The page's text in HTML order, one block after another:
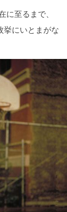
に至るまで、
挙にいとまがな